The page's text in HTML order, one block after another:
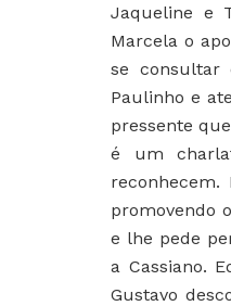
Jaqueline e
Marcela o
se consultar
Paulinho e
pressente
é um
reconhecem.
promovendo
e lhe pede
a Cassiano.
Gustavo